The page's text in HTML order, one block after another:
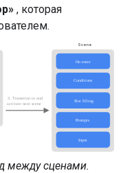
, которая
между сценами.